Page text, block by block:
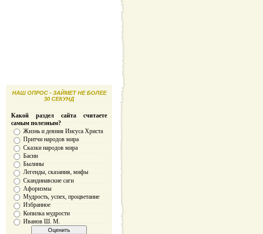
НАШ ОПРОС - ЗАЙМЕТ НЕ БОЛЕЕ
30 СЕКУНД
Какой раздел сайта считаете
самым полезным?
Жизнь и деяния Иисуса Христа
Притчи народов мира
Сказки народов мира
Басни
Былины
Легенды, сказания, мифы
Скандинавские саги
Афоризмы
Мудрость, успех, процветание
Избранное
Копилка мудрости
Иванов Ш. М.